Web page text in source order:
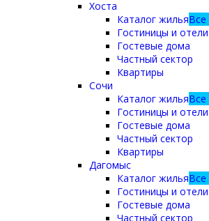
Хоста
Каталог жилья
Гостиницы и отели
Гостевые дома
Частный сектор
Квартиры
Сочи
Каталог жилья
Гостиницы и отели
Гостевые дома
Частный сектор
Квартиры
Дагомыс
Каталог жилья
Гостиницы и отели
Гостевые дома
Частный сектор